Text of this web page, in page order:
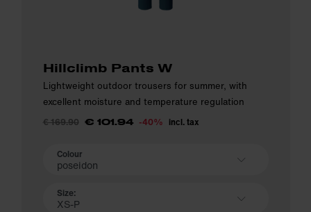
Hillclimb Pants W
Lightweight outdoor trousers for summer, with
excellent moisture and temperature regulation
€ 169.90 € 101.94 -40% incl. tax
Colour
poseidon
Size:
XS-P